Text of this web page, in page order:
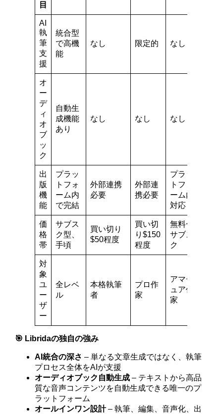
目
AI
執
筆
支
援
統合型
で高機
能
なし 限定的 なし
オ
ー
デ
ィ
オ
ブ
ッ
ク
自動生
成機能
あり
なし なし なし
出
版
機
能
プラッ
トフォ
ーム内
で完結
外部連携
必要
外部連
携必要
プラッ
トフォ
ーム内
対応
価
格
帯
サブス
ク型、
手頃
買い切り
$50程度
買い切
り$150
程度
無料〜
サブス
ク
対
象
ユ
ー
ザ
ー
全レベ
ル
本格執筆
者
プロ作
家
アマチ
ュア作
家
🎯 Libridaの独自の強み
AI統合の深さ – 単なる文章生成ではなく、執筆
プロセス全体をAIが支援
オーディオブック自動生成 – テキストから高品
質な音声コンテンツを自動生成できる唯一のプ
ラットフォーム
オールインワン設計– 執筆、編集、音声化、出